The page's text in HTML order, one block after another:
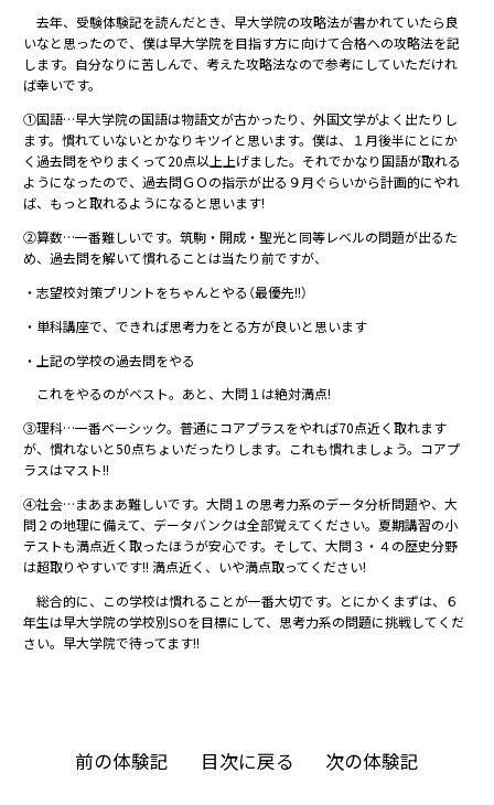
去年、受験体験記を読んだとき、早大学院の攻略法が書かれていたら良
いなと思ったので、僕は早大学院を目指す方に向けて合格への攻略法を記
します。自分なりに苦しんで、考えた攻略法なので参考にしていただけれ
ば幸いです。
①国語…早大学院の国語は物語文が古かったり、外国文学がよく出たりし
ます。慣れていないとかなりキツイと思います。僕は、１月後半にとにか
く過去問をやりまくって20点以上上げました。それでかなり国語が取れる
ようになったので、過去問ＧＯの指示が出る９月ぐらいから計画的にやれ
ば、もっと取れるようになると思います!
②算数…一番難しいです。筑駒・開成・聖光と同等レベルの問題が出るた
め、過去問を解いて慣れることは当たり前ですが、
・志望校対策プリントをちゃんとやる（最優先!!）
・単科講座で、できれば思考力をとる方が良いと思います
・上記の学校の過去問をやる
これをやるのがベスト。あと、大問１は絶対満点!
③理科…一番ベーシック。普通にコアプラスをやれば70点近く取れます
が、慣れないと50点ちょいだったりします。これも慣れましょう。コアプ
ラスはマスト!!
④社会…まあまあ難しいです。大問１の思考力系のデータ分析問題や、大
問２の地理に備えて、データバンクは全部覚えてください。夏期講習の小
テストも満点近く取ったほうが安心です。そして、大問３・４の歴史分野
は超取りやすいです!! 満点近く、いや満点取ってください!
総合的に、この学校は慣れることが一番大切です。とにかくまずは、６
年生は早大学院の学校別SOを目標にして、思考力系の問題に挑戦してくだ
さい。早大学院で待ってます!!
前の体験記 目次に戻る 次の体験記